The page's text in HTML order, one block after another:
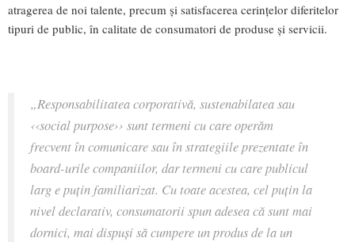
atragerea de noi talente, precum și satisfacerea cerințelor diferitelor
tipuri de public, în calitate de consumatori de produse și servicii.
„Responsabilitatea corporativă, sustenabilatea sau
‹‹social purpose›› sunt termeni cu care operăm
frecvent în comunicare sau în strategiile prezentate în
board-urile companiilor, dar termeni cu care publicul
larg e puțin familiarizat. Cu toate acestea, cel puțin la
nivel declarativ, consumatorii spun adesea că sunt mai
dornici, mai dispuși să cumpere un produs de la un